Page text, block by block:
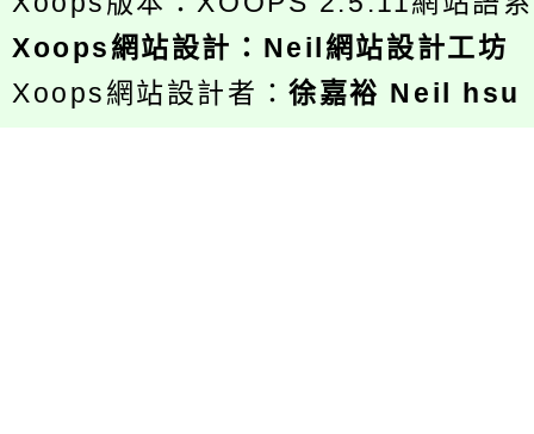
Xoops網站設計 ： Neil網站設計工坊
Xoops網站設計者：徐嘉裕 Neil hsu